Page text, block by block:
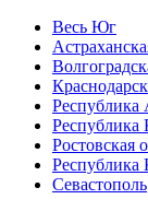
Весь Юг
Республика
Республика
Ростовская
Севастополь